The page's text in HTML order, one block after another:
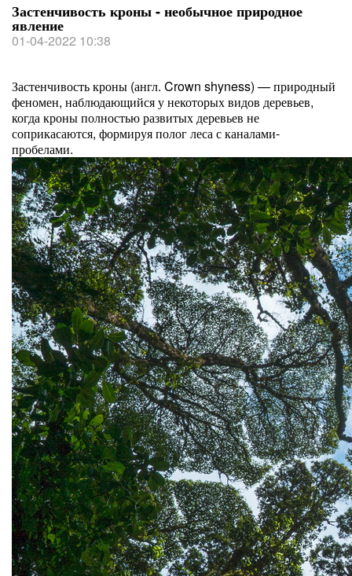
Застенчивость кроны - необычное природное
явление
01-04-2022 10:38
Застенчивость кроны (англ. Crown shyness) — природный
феномен, наблюдающийся у некоторых видов деревьев,
когда кроны полностью развитых деревьев не
соприкасаются, формируя полог леса с каналами-
пробелами.